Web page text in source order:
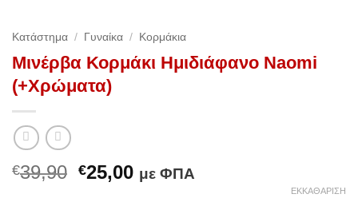
Κατάστημα / Γυναίκα / Κορμάκια
Μινέρβα Κορμάκι Ημιδιάφανο Naomi
(+Χρώματα)
€39,90 Original
€25,00Ημε ΦΠΑ
ΕΚΚΑΘΆΡΙΣΗ